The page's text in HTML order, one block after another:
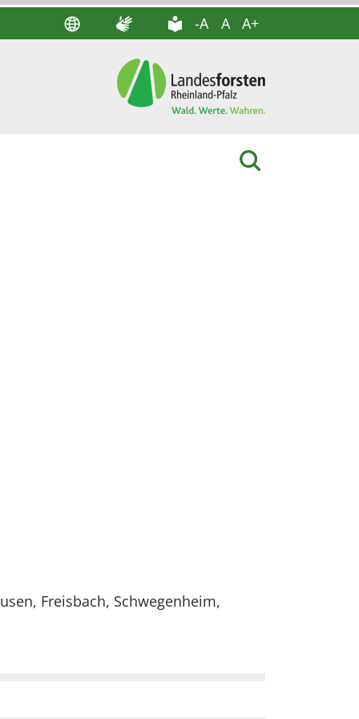
-A A A+
Freisbach, Schwegenheim,